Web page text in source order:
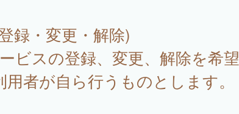
録・変更・解除)
ビスの登録、変更、解除を希望
者が自ら行うものとします。